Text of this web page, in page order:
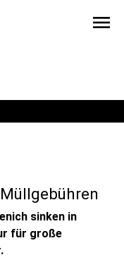
menu
sinken in
für große